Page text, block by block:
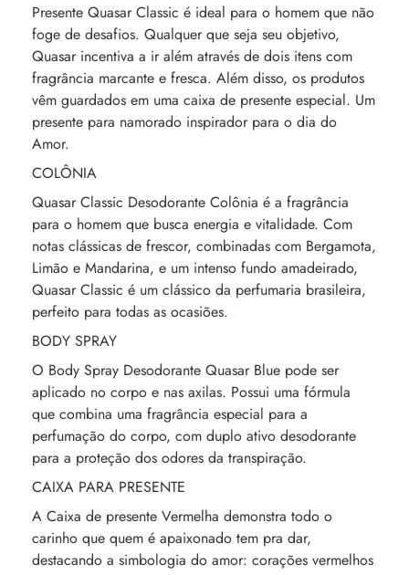
Presente Quasar Classic é ideal para o homem que não
foge de desafios. Qualquer que seja seu objetivo,
Quasar incentiva a ir além através de dois itens com
fragrância marcante e fresca. Além disso, os produtos
vêm guardados em uma caixa de presente especial. Um
presente para namorado inspirador para o dia do
Amor.
COLÔNIA
Quasar Classic Desodorante Colônia é a fragrância
para o homem que busca energia e vitalidade. Com
notas clássicas de frescor, combinadas com Bergamota,
Limão e Mandarina, e um intenso fundo amadeirado,
Quasar Classic é um clássico da perfumaria brasileira,
perfeito para todas as ocasiões.
BODY SPRAY
O Body Spray Desodorante Quasar Blue pode ser
aplicado no corpo e nas axilas. Possui uma fórmula
que combina uma fragrância especial para a
perfumação do corpo, com duplo ativo desodorante
para a proteção dos odores da transpiração.
CAIXA PARA PRESENTE
A Caixa de presente Vermelha demonstra todo o
carinho que quem é apaixonado tem pra dar,
destacando a simbologia do amor: corações vermelhos